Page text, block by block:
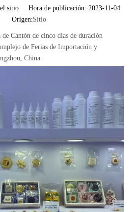
sitio Hora de publicación: 2023-11-04
Origen:Sitio
Cantón de cinco días de duración
de Ferias de Importación y
China.